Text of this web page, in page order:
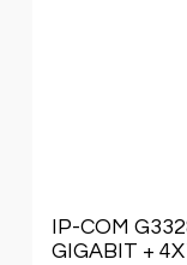
IP-COM
GIGABIT +